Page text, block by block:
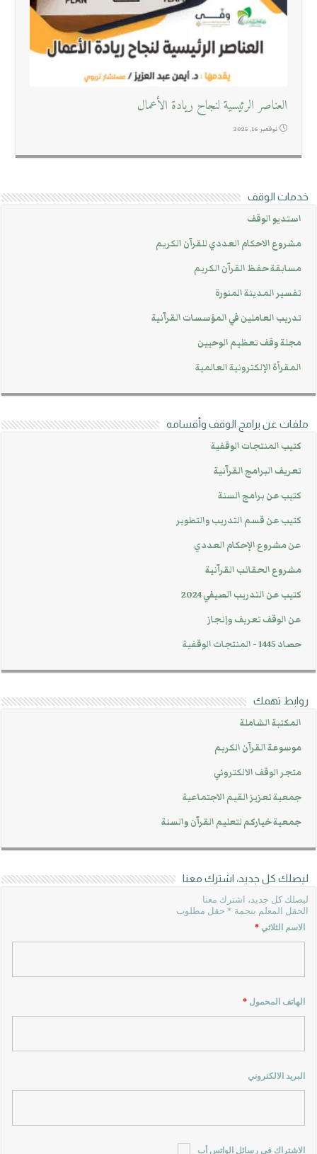
العناصر الرئيسية لنجاح ريادة الأعمال
نوفمبر 16, 2025
خدمات الوقف
استديو الوقف
مشروع الاحكام العددي للقرآن الكريم
مسابقة حفظ القرآن الكريم
تفسير المدينة المنورة
تدريب العاملين في المؤسسات القرآنية
مجلة وقف تعظيم الوحيين
المقرأة الإلكترونية العالمية
ملفات عن برامج الوقف وأقسامه
كتيب المنتجات الوقفية
تعريف البرامج القرآنية
كتيب عن برامج السنة
كتيب عن قسم التدريب والتطوير
عن مشروع الإحكام العددي
مشروع الحقائب القرآنية
كتيب عن التدريب الصيفي 2024
عن الوقف تعريف وإنجاز
حصاد 1445 - المنتجات الوقفية
روابط تهمك
المكتبة الشاملة
موسوعة القرآن الكريم
متجر الوقف الالكتروني
جمعية تعزيز القيم الاجتماعية
جمعية خياركم لتعليم القرآن والسنة
ليصلك كل جديد، اشترك معنا
ليصلك كل جديد، اشترك معنا
الحقل المعلم بنجمة * حقل مطلوب
الاسم الثلاثي*
الهاتف المحمول*
البريد الالكتروني
الاشتراك في رسائل الواتس أب